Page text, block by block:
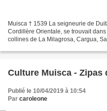
Muisca † 1539 La seigneurie de
Cordillère Orientale, se trouvait
collines de La Milagrosa, Cargua,
Culture Muisca - Zipas
Publié le 10/04/2019 à 10:54
Par caroleone